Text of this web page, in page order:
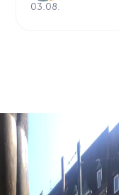
03.08.